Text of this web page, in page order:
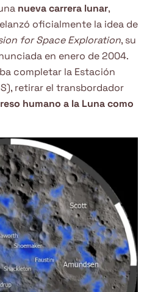
nueva carrera lunar,
oficialmente la idea de
for Space Exploration, su
en enero de 2004.
completar la Estación
retirar el transbordador
humano a la Luna como